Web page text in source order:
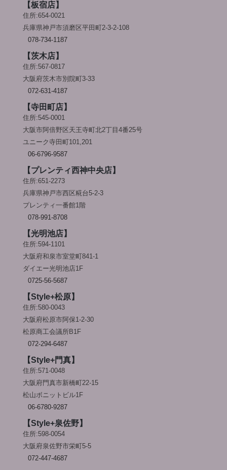
【板宿店】
住所:654-0021
兵庫県神戸市須磨区平田町2-3-2-108
078-734-1187
【茨木店】
住所:567-0817
大阪府茨木市別院町3-33
072-631-4187
【寺田町店】
住所:545-0001
大阪市阿倍野区天王寺町北2丁目4番25号
ユニーク寺田町101,201
06-6796-9587
【プレンティ西神中央店】
住所:651-2273
兵庫県神戸市西区糀台5-2-3
プレンティ一番館1階
078-991-8708
【光明池店】
住所:594-1101
大阪府和泉市室堂町841-1
ダイエー光明池店1F
0725-56-5687
【Style+松原】
住所:580-0043
大阪府松原市阿保1-2-30
松原商工会議所B1F
072-294-6487
【Style+門真】
住所:571-0048
大阪府門真市新橋町22-15
松山ボニットビル1F
06-6780-9287
【Style+泉佐野】
住所:598-0054
大阪府泉佐野市栄町5-5
072-447-4687